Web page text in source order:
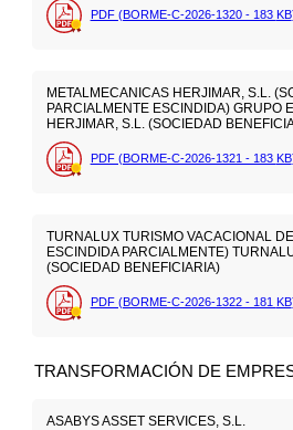
PDF (BORME-C-2026-1320 - 183 KB
METALMECANICAS HERJIMAR, S.L.
PARCIALMENTE ESCINDIDA) GRUPO
HERJIMAR, S.L. (SOCIEDAD
PDF (BORME-C-2026-1321 - 183 KB
TURNALUX TURISMO VACACIONAL
ESCINDIDA PARCIALMENTE)
(SOCIEDAD BENEFICIARIA)
PDF (BORME-C-2026-1322 - 181 KB
TRANSFORMACIÓN DE
ASABYS ASSET SERVICES, S.L.